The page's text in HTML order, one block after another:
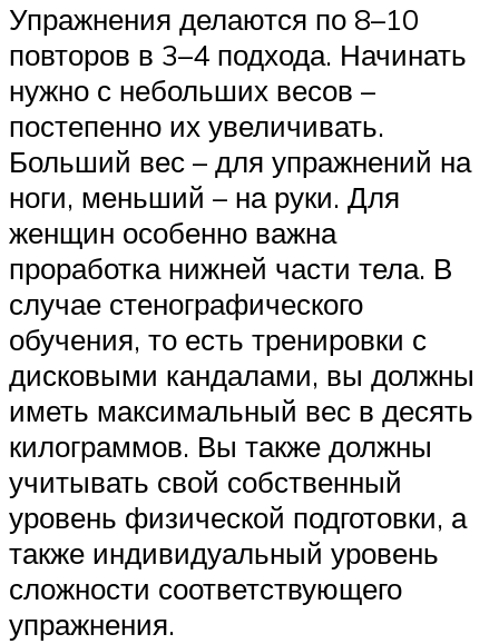
Упражнения делаются по 8–10
повторов в 3–4 подхода. Начинать
нужно с небольших весов –
постепенно их увеличивать.
Больший вес – для упражнений на
ноги, меньший – на руки. Для
женщин особенно важна
проработка нижней части тела. В
случае стенографического
обучения, то есть тренировки с
дисковыми кандалами, вы должны
иметь максимальный вес в десять
килограммов. Вы также должны
учитывать свой собственный
уровень физической подготовки, а
также индивидуальный уровень
сложности соответствующего
упражнения.